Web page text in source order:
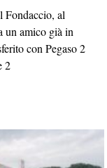
Fondaccio, al
un amico già in
con Pegaso 2
2